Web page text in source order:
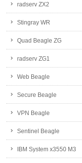
radserv ZX2
Stingray WR
Quad Beagle ZG
radserv ZG1
Web Beagle
Secure Beagle
VPN Beagle
Sentinel Beagle
IBM System x3550 M3